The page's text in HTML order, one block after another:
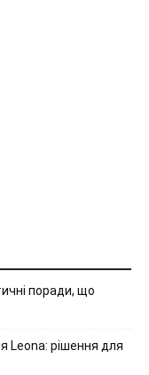
поради, що
Leona: рішення для